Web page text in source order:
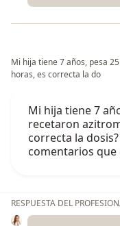
Mi hija tiene 7 años, pesa
horas, es correcta la do
Mi hija tiene 7
recetaron
correcta la
comentarios que
RESPUESTA DEL